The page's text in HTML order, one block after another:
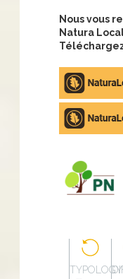
Nous vous
Natura
Apple
store
Google
Play
TYPOLOGY